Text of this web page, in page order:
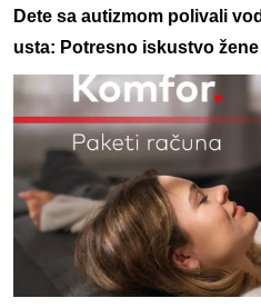
Dete sa autizmom polivali
usta: Potresno iskustvo žene